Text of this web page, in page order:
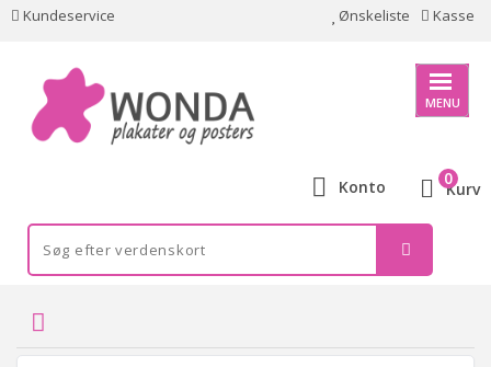
Kundeservice Ønskeliste Kasse
MENU
Konto Kurv
0